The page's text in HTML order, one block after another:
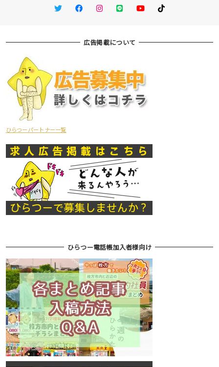
TwitterFacebookInstagram
LINE You TubeTikTok
広告掲載について
ひらつーパートナー一覧
ひらつー電話帳加入者様向け